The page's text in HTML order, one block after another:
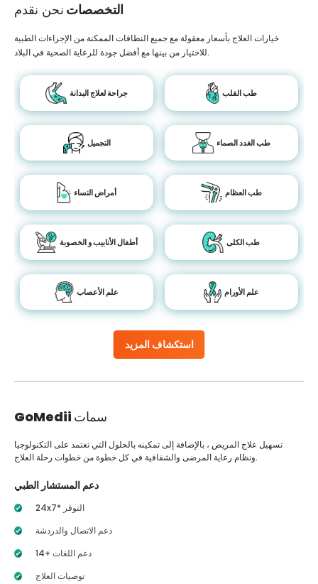
التخصصات نحن نقدم
استكشاف المزيد
خيارات العلاج بأسعار معقولة مع جميع النطاقات الممكنة من الإجراءات الطبية
للاختيار من بينها مع أفضل جودة للرعاية الصحية في البلاد.
جراحة لعلاج البدانة طب القلب
التجميل طب الغدد الصماء
أمراض النساء طب العظام
أطفال الأنابيب و الخصوبة طب الكلى
علم الأعصاب علم الأورام
GoMedii سمات
تسهيل علاج المريض ، بالإضافة إلى تمكينه بالحلول التي تعتمد على التكنولوجيا
ونظام رعاية المرضى والشفافية في كل خطوة من خطوات رحلة العلاج.
دعم المستشار الطبي
24x7* التوفر
دعم الاتصال والدردشة
14+ دعم اللغات
توصيات العلاج